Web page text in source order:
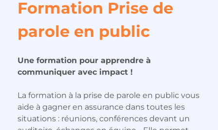
Formation Prise de
parole en public
Une formation pour apprendre à
communiquer avec impact !
La formation à la prise de parole en public vous
aide à gagner en assurance dans toutes les
situations : réunions, conférences devant un